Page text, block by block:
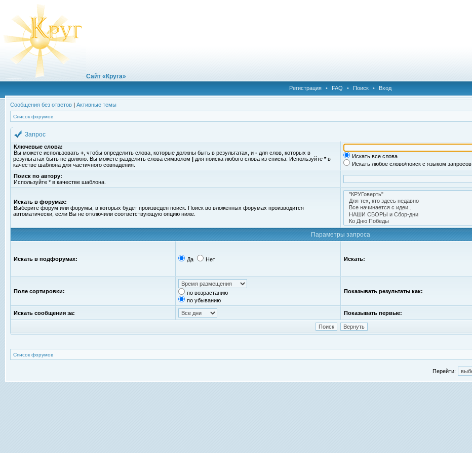
Сайт «Круга»
Регистрация • FAQ • Поиск • Вход
Сообщения без ответов | Активные темы
Список форумов
Запрос
Ключевые слова:
Вы можете использовать + , чтобы определить слова, которые должны быть в результатах, и - для слов, которых в
результатах быть не должно. Вы можете разделить слова символом | для поиска любого слова из списка. Используйте *в
качестве шаблона для частичного совпадения.
Искать все слова
Искать любое слово/поиск с языком запросов
Поиск по автору:
Используйте * в качестве шаблона.
Искать в форумах:
Выберите форум или форумы, в которых будет произведен поиск. Поиск во вложенных форумах производится
автоматически, если Вы не отключили соответствующую опцию ниже.
Параметры запроса
Искать в подфорумах: Да Нет Искать:
Поле сортировки:
по возрастанию
по убыванию
Показывать результаты как:
Искать сообщения за: Показывать первые:
Список форумов
Перейти: